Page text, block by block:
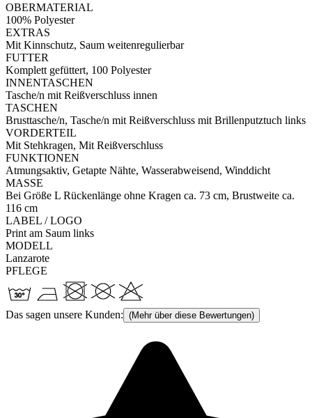
OBERMATERIAL
100% Polyester
EXTRAS
Mit Kinnschutz, Saum weitenregulierbar
FUTTER
Komplett gefüttert, 100 Polyester
INNENTASCHEN
Tasche/n mit Reißverschluss innen
TASCHEN
Brusttasche/n, Tasche/n mit Reißverschluss mit Brillenputztuch links
VORDERTEIL
Mit Stehkragen, Mit Reißverschluss
FUNKTIONEN
Atmungsaktiv, Getapte Nähte, Wasserabweisend, Winddicht
MASSE
Bei Größe L Rückenlänge ohne Kragen ca. 73 cm, Brustweite ca.
116 cm
LABEL / LOGO
Print am Saum links
MODELL
Lanzarote
PFLEGE
Das sagen unsere Kunden: (Mehr über diese Bewertungen)